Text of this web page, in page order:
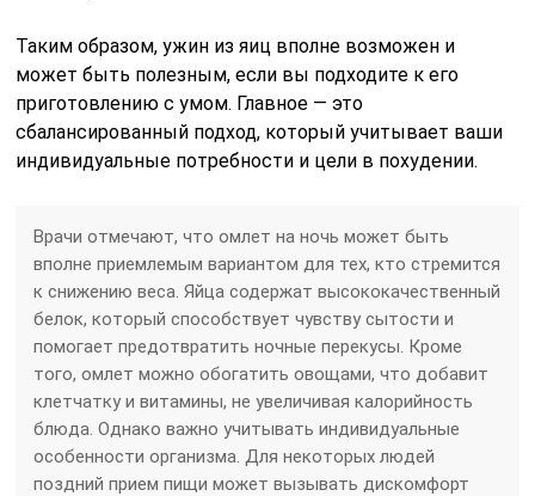
Таким образом, ужин из яиц вполне возможен и
может быть полезным, если вы подходите к его
приготовлению с умом. Главное — это
сбалансированный подход, который учитывает ваши
индивидуальные потребности и цели в похудении.
Врачи отмечают, что омлет на ночь может быть
вполне приемлемым вариантом для тех, кто стремится
к снижению веса. Яйца содержат высококачественный
белок, который способствует чувству сытости и
помогает предотвратить ночные перекусы. Кроме
того, омлет можно обогатить овощами, что добавит
клетчатку и витамины, не увеличивая калорийность
блюда. Однако важно учитывать индивидуальные
особенности организма. Для некоторых людей
поздний прием пищи может вызывать дискомфорт